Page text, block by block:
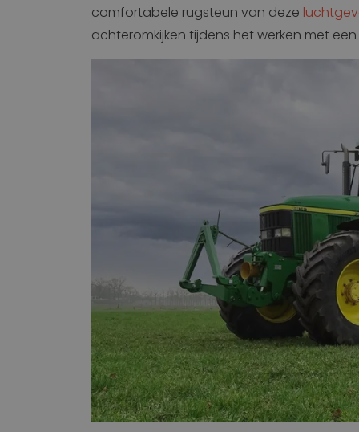
comfortabele rugsteun van deze
achteromkijken tijdens het werken met
_ALGOLIA
_ga_0071JSE8CH
Naam
bcookie
_gcl_au
IDE
lidc